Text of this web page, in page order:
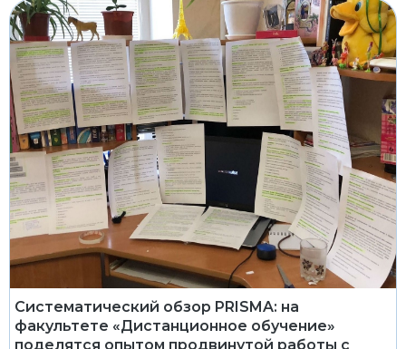
Систематический обзор PRISMA: на
факультете «Дистанционное обучение»
поделятся опытом продвинутой работы с